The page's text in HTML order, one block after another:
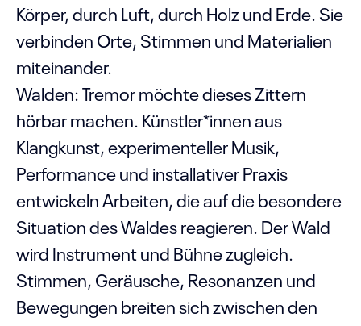
Körper, durch Luft, durch Holz und Erde. Sie
verbinden Orte, Stimmen und Materialien
miteinander.
Walden: Tremor möchte dieses Zittern
hörbar machen. Künstler*innen aus
Klangkunst, experimenteller Musik,
Performance und installativer Praxis
entwickeln Arbeiten, die auf die besondere
Situation des Waldes reagieren. Der Wald
wird Instrument und Bühne zugleich.
Stimmen, Geräusche, Resonanzen und
Bewegungen breiten sich zwischen den